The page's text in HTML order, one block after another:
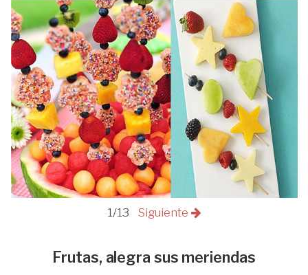
1/13 Siguiente
Frutas, alegra sus meriendas